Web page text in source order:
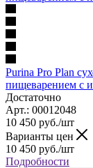
Purina Pro Plan
пищеварением с
Достаточно
Арт.: 00012048
10 450 руб./шт
Варианты цен
10 450 руб./шт
Подробности